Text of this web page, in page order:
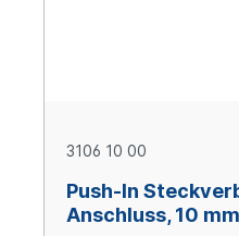
3106 10 00
Push-In
Anschluss, 10